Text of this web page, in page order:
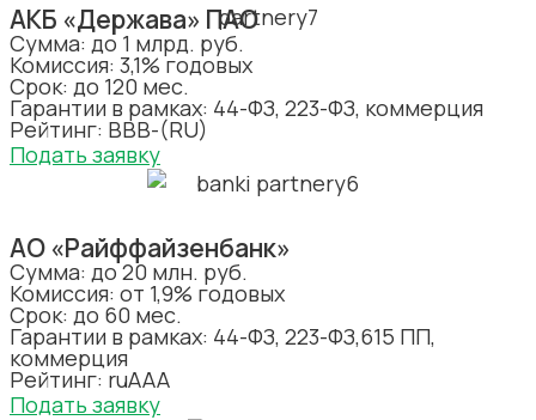
АКБ «Держава» ПАО
Сумма: до 1 млрд. руб.
Комиссия: 3,1% годовых
Срок: до 120 мес.
Гарантии в рамках: 44-ФЗ, 223-ФЗ, коммерция
Рейтинг: BBB-(RU)
Подать заявку
АО «Райффайзенбанк»
Сумма: до 20 млн. руб.
Комиссия: от 1,9% годовых
Срок: до 60 мес.
Гарантии в рамках: 44-ФЗ, 223-ФЗ,615 ПП,
коммерция
Рейтинг: ruAAA
Подать заявку